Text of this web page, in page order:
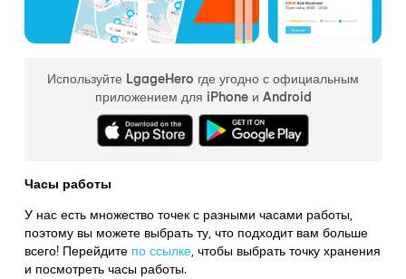
Используйте LgageHero где угодно с официальным
приложением для iPhone и Android
Часы работы
У нас есть множество точек с разными часами работы,
поэтому вы можете выбрать ту, что подходит вам больше
всего! Перейдите по ссылке,чтобы выбрать точку хранения
и посмотреть часы работы.